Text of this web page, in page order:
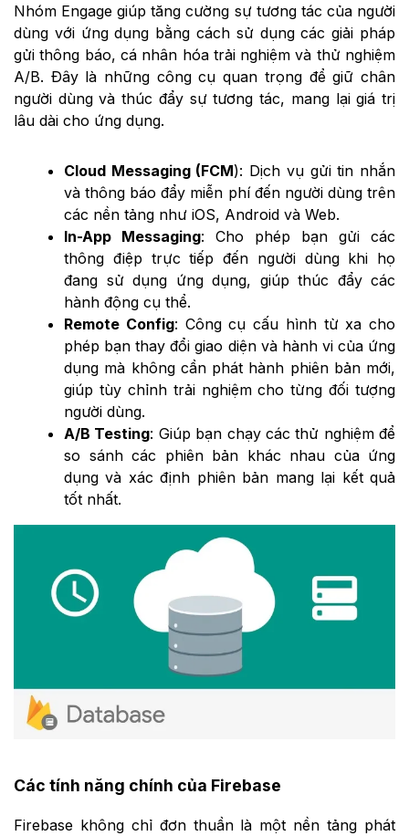
Nhóm Engage giúp tăng cường sự tương tác của người
dùng với ứng dụng bằng cách sử dụng các giải pháp
gửi thông báo, cá nhân hóa trải nghiệm và thử nghiệm
A/B. Đây là những công cụ quan trọng để giữ chân
người dùng và thúc đẩy sự tương tác, mang lại giá trị
lâu dài cho ứng dụng.
Cloud Messaging (FCM): Dịch vụ gửi tin nhắn
và thông báo đẩy miễn phí đến người dùng trên
các nền tảng như iOS, Android và Web.
In-App Messaging: Cho phép bạn gửi các
thông điệp trực tiếp đến người dùng khi họ
đang sử dụng ứng dụng, giúp thúc đẩy các
hành động cụ thể.
Remote Config: Công cụ cấu hình từ xa cho
phép bạn thay đổi giao diện và hành vi của ứng
dụng mà không cần phát hành phiên bản mới,
giúp tùy chỉnh trải nghiệm cho từng đối tượng
người dùng.
A/B Testing: Giúp bạn chạy các thử nghiệm để
so sánh các phiên bản khác nhau của ứng
dụng và xác định phiên bản mang lại kết quả
tốt nhất.
Các tính năng chính của Firebase
Firebase không chỉ đơn thuần là một nền tảng phát